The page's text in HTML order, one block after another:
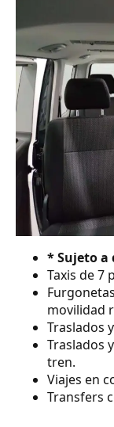
* Sujeto a
Taxis de 7
movilidad
Traslados
Traslados
tren.
Viajes en
Transfers